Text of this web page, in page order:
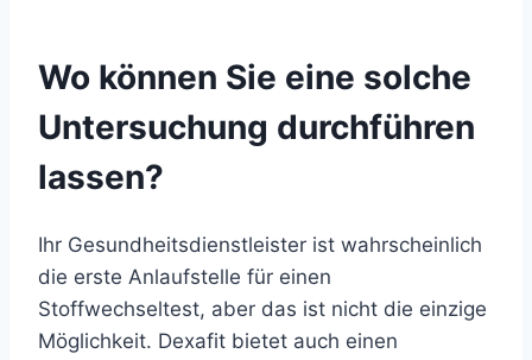
Wo können Sie eine solche
Untersuchung durchführen
lassen?
Ihr Gesundheitsdienstleister ist wahrscheinlich
die erste Anlaufstelle für einen
Stoffwechseltest, aber das ist nicht die einzige
Möglichkeit. Dexafit bietet auch einen